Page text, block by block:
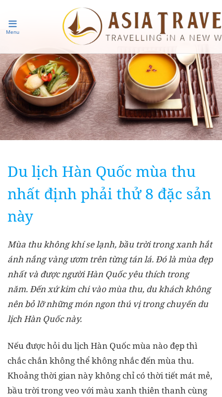
Menu
Du lịch Hàn Quốc mùa thu
nhất định phải thử 8 đặc sản
này
Mùa thu không khí se lạnh, bầu trời trong xanh hắt
ánh nắng vàng ươm trên từng tán lá. Đó là mùa đẹp
nhất và được người Hàn Quốc yêu thích trong
năm. Đến xứ kim chi vào mùa thu, du khách không
nên bỏ lỡ những món ngon thú vị trong chuyến du
lịch Hàn Quốc này.
Nếu được hỏi du lịch Hàn Quốc mùa nào đẹp thì
chắc chắn không thể không nhắc đến mùa thu.
Khoảng thời gian này không chỉ có thời tiết mát mẻ,
bầu trời trong veo với màu xanh thiên thanh cùng